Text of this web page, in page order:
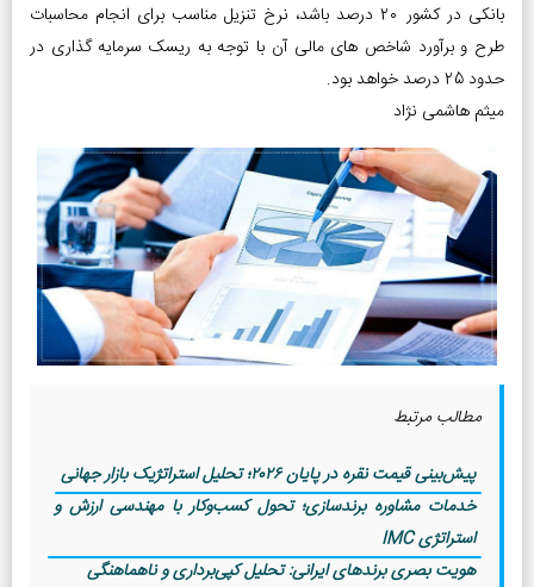
بانکی در کشور 20 درصد باشد، نرخ تنزیل مناسب برای انجام محاسبات
طرح و برآورد شاخص ­های مالی آن با توجه به ریسک سرمایه گذاری در
حدود 25 درصد خواهد بود.
میثم هاشمی نژاد
مطالب مرتبط
پیش‌بینی قیمت نقره در پایان ۲۰۲۶؛ تحلیل استراتژیک بازار جهانی
خدمات مشاوره برندسازی؛ تحول کسب‌وکار با مهندسی ارزش و
استراتژی IMC
هویت بصری برندهای ایرانی: تحلیل کپی‌برداری و ناهماهنگی